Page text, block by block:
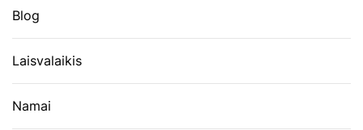
Blog
Laisvalaikis
Namai